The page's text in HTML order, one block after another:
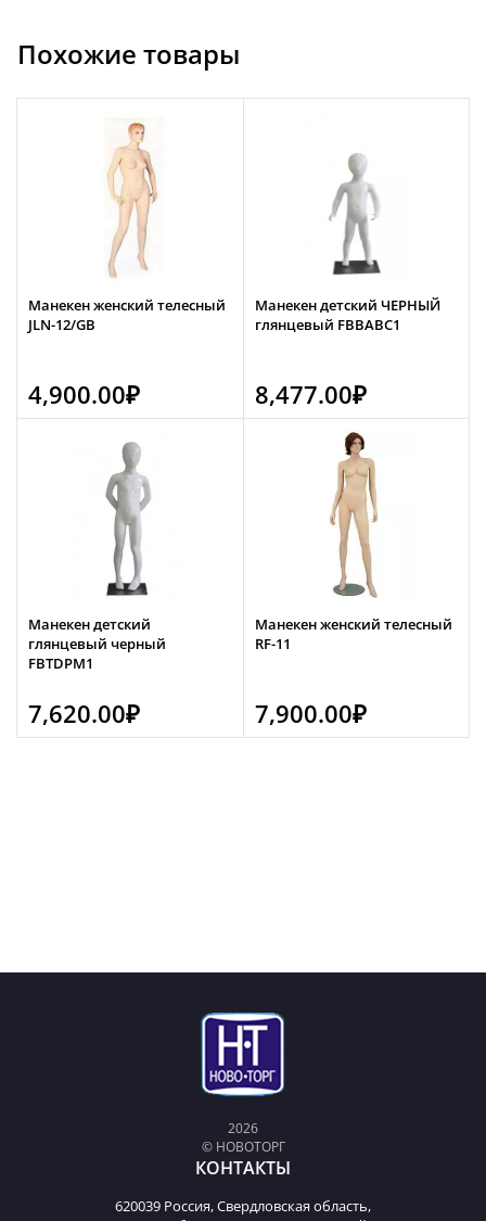
Похожие товары
Манекен женский телесный
JLN-12/GB
4,900.00₽
Манекен детский ЧЕРНЫЙ
глянцевый FBBABC1
8,477.00₽
Манекен детский
глянцевый черный
FBTDPM1
7,620.00₽
Манекен женский телесный
RF-11
7,900.00₽
2026
© НОВОТОРГ
КОНТАКТЫ
620039 Россия, Свердловская область,